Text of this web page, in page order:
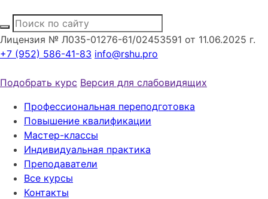
Лицензия № Л035-01276-61/02453591 от 11.06.2025 г.
+7 (952) 586-41-83 info@rshu.pro
Подобрать курс Версия для слабовидящих
Профессиональная переподготовка
Повышение квалификации
Мастер-классы
Индивидуальная практика
Преподаватели
Все курсы
Контакты